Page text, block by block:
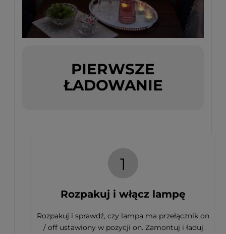
PIERWSZE
ŁADOWANIE
1
Rozpakuj i włącz lampę
Rozpakuj i sprawdź, czy lampa ma przełącznik on
/ off ustawiony w pozycji on. Zamontuj i ładuj